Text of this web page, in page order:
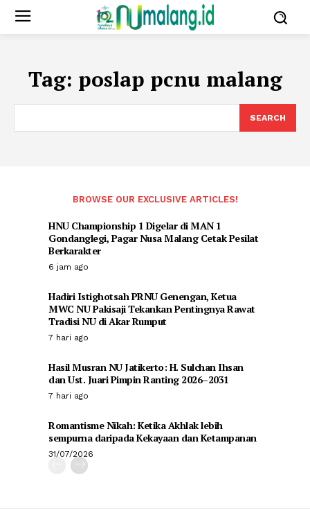
Tag: poslap pcnu malang
SEARCH
BROWSE OUR EXCLUSIVE ARTICLES!
HNU Championship 1 Digelar di MAN 1
Gondanglegi, Pagar Nusa Malang Cetak Pesilat
Berkarakter
6 jam ago
Hadiri Istighotsah PRNU Genengan, Ketua
MWC NU Pakisaji Tekankan Pentingnya Rawat
Tradisi NU di Akar Rumput
7 hari ago
Hasil Musran NU Jatikerto: H. Sulchan Ihsan
dan Ust. Juari Pimpin Ranting 2026–2031
7 hari ago
Romantisme Nikah: Ketika Akhlak lebih
sempurna daripada Kekayaan dan Ketampanan
31/07/2026